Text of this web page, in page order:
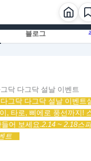
블로그
닥 다그닥 설날 이벤트
그닥 다그닥 설날 이벤트
, 타로, 삐에로 풍선까지!
어 보세요.2.14 ~ 2.18스
트